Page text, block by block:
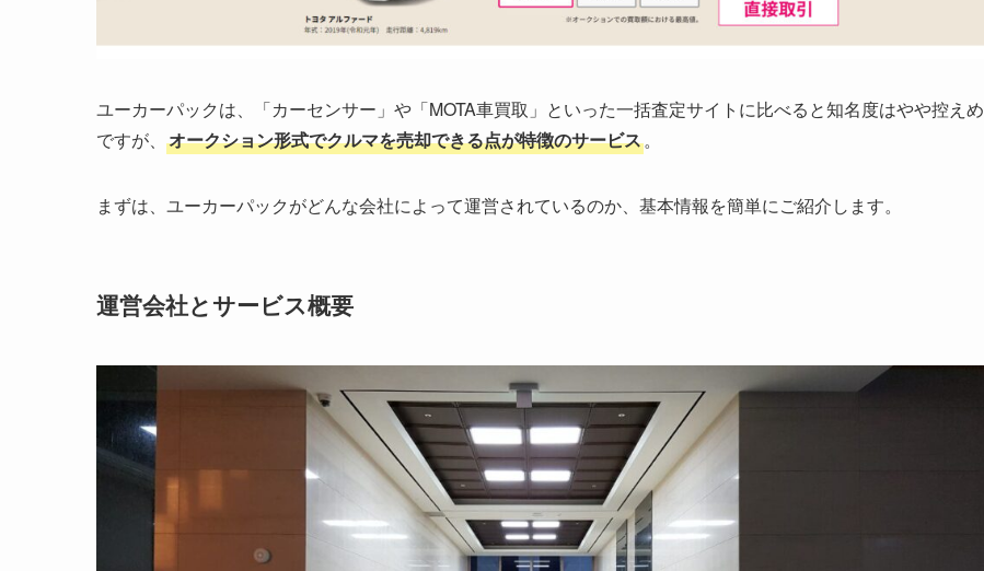
ユーカーパックは、「カーセンサー」や「MOTA車買取」といった一括査定サイトに比べると知名度はやや控えめ
ですが、 オークション形式でクルマを売却できる点が特徴のサービス。
まずは、ユーカーパックがどんな会社によって運営されているのか、基本情報を簡単にご紹介します。
運営会社とサービス概要